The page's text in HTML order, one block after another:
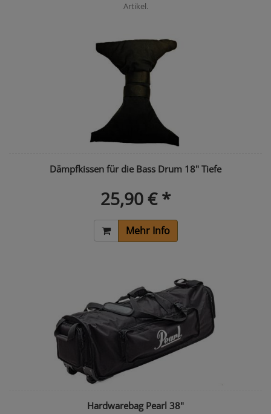
Artikel.
Dämpfkissen für die Bass Drum 18" Tiefe
25,90 € *
Mehr Info
Hardwarebag Pearl 38"